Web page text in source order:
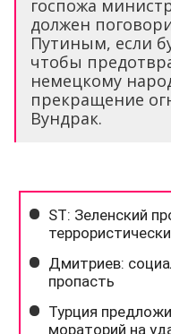
госпожа
должен
Путиным, если
чтобы
немецкому
прекращение
Вундрак.